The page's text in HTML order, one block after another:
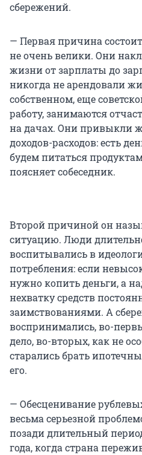
сбережений.
— Первая причина
не очень велики. Они
жизни от зарплаты до
никогда не арендовали
собственном, еще
работу, занимаются
на дачах. Они привыкли
доходов-расходов: есть
будем питаться
поясняет собеседник.
Второй причиной он
ситуацию. Люди
воспитывались в
потребления: если
нужно копить деньги, а
нехватку средств
заимствованиями. А
воспринимались, во-
дело, во-вторых, как не
старались брать
его.
— Обесценивание
весьма серьезной
позади длительный
года, когда страна